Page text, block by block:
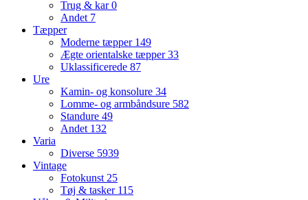
Trug & kar0
Andet 7
Tæpper
Moderne tæpper 149
Ægte orientalske tæpper33
Uklassificerede 87
Ure
Kamin- og konsolure 34
Lomme- og armbåndsure 582
Standure 49
Andet 132
Varia
Diverse 5939
Vintage
Fotokunst25
Tøj & tasker 115